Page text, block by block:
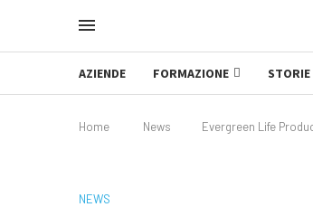
AZIENDE FORMAZIONE STORIE
Home News Evergreen Life
NEWS